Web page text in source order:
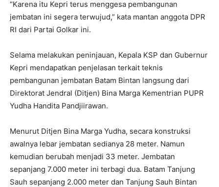
“Karena itu Kepri terus menggesa pembangunan
jembatan ini segera terwujud,” kata mantan anggota DPR
RI dari Partai Golkar ini.
Selama melakukan peninjauan, Kepala KSP dan Gubernur
Kepri mendapatkan penjelasan terkait teknis
pembangunan jembatan Batam Bintan langsung dari
Direktorat Jendral (Ditjen) Bina Marga Kementrian PUPR
Yudha Handita Pandjiirawan.
Menurut Ditjen Bina Marga Yudha, secara konstruksi
awalnya lebar jembatan sedianya 28 meter. Namun
kemudian berubah menjadi 33 meter. Jembatan
sepanjang 7.000 meter ini terbagi dua. Batam Tanjung
Sauh sepanjang 2.000 meter dan Tanjung Sauh Bintan